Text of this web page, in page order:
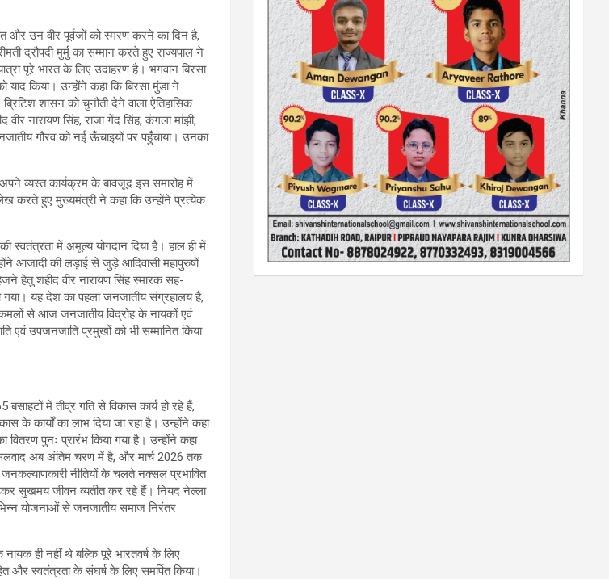
और उन वीर पूर्वजों को स्मरण करने का दिन है,
द्रौपदी मुर्मु का सम्मान करते हुए राज्यपाल ने
पूरे भारत के लिए उदाहरण है। भगवान बिरसा
किया। उन्होंने कहा कि बिरसा मुंडा ने
शासन को चुनौती देने वाला ऐतिहासिक
नारायण सिंह, राजा गेंद सिंह, कंगला मांझी,
गौरव को नई ऊँचाइयों पर पहुँचाया। उनका
व्यस्त कार्यक्रम के बावजूद इस समारोह में
करते हुए मुख्यमंत्री ने कहा कि उन्होंने प्रत्येक
स्वतंत्रता में अमूल्य योगदान दिया है। हाल ही में
आजादी की लड़ाई से जुड़े आदिवासी महापुरुषों
हेतु शहीद वीर नारायण सिंह स्मारक सह-
गया। यह देश का पहला जनजातीय संग्रहालय है,
से आज जनजातीय विद्रोह के नायकों एवं
एवं उपजनजाति प्रमुखों को भी सम्मानित किया
में तीव्र गति से विकास कार्य हो रहे हैं,
के कार्यों का लाभ दिया जा रहा है। उन्होंने कहा
पुनः प्रारंभ किया गया है। उन्होंने कहा
अब अंतिम चरण में है, और मार्च 2026 तक
नीतियों के चलते नक्सल प्रभावित
सुखमय जीवन व्यतीत कर रहे हैं। नियद नेल्ला
योजनाओं से जनजातीय समाज निरंतर
ही नहीं थे बल्कि पूरे भारतवर्ष के लिए
और स्वतंत्रता के संघर्ष के लिए समर्पित किया।